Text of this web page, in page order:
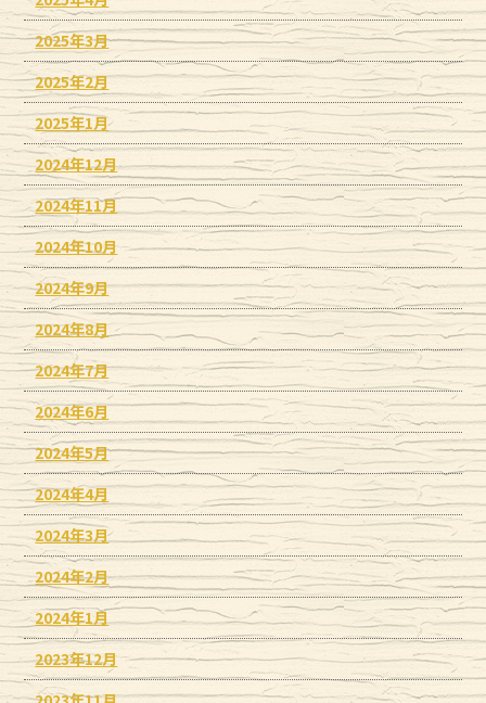
2025年3月
2025年2月
2025年1月
2024年12月
2024年11月
2024年10月
2024年9月
2024年8月
2024年7月
2024年6月
2024年5月
2024年4月
2024年3月
2024年2月
2024年1月
2023年12月